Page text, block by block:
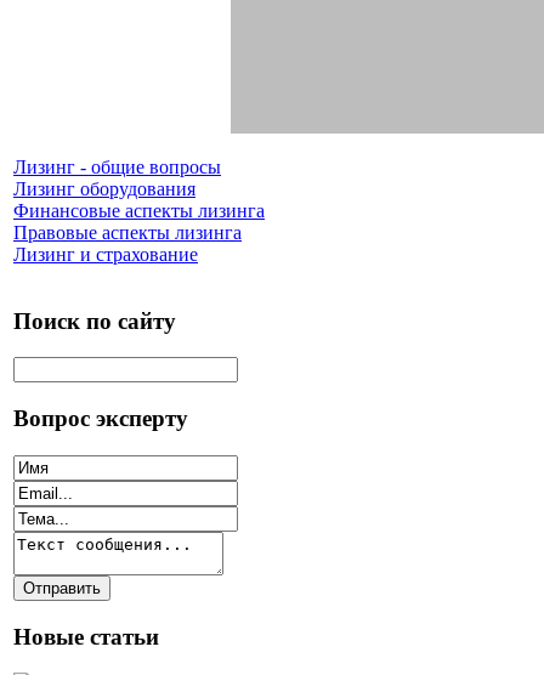
Лизинг - общие вопросы
Лизинг оборудования
Финансовые аспекты лизинга
Правовые аспекты лизинга
Лизинг и страхование
Поиск по сайту
Вопрос эксперту
Новые статьи